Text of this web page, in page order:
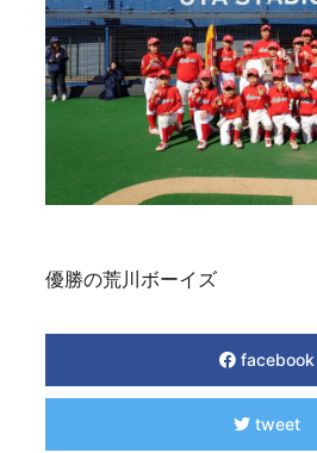
優勝の荒川ボーイズ
facebook
tweet